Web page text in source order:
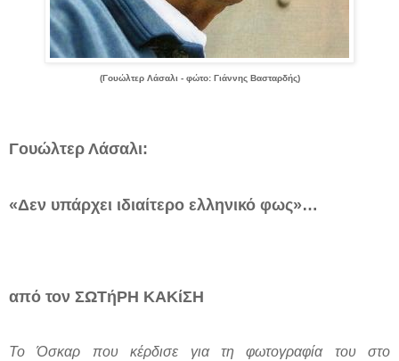
(Γουώλτερ Λάσαλι - φώτο: Γιάννης Βασταρδής)
Γουώλτερ Λάσαλι:
«Δεν υπάρχει ιδιαίτερο ελληνικό φως»…
από τον ΣΩΤήΡΗ ΚΑΚίΣΗ
Το Όσκαρ που κέρδισε για τη φωτογραφία του στο